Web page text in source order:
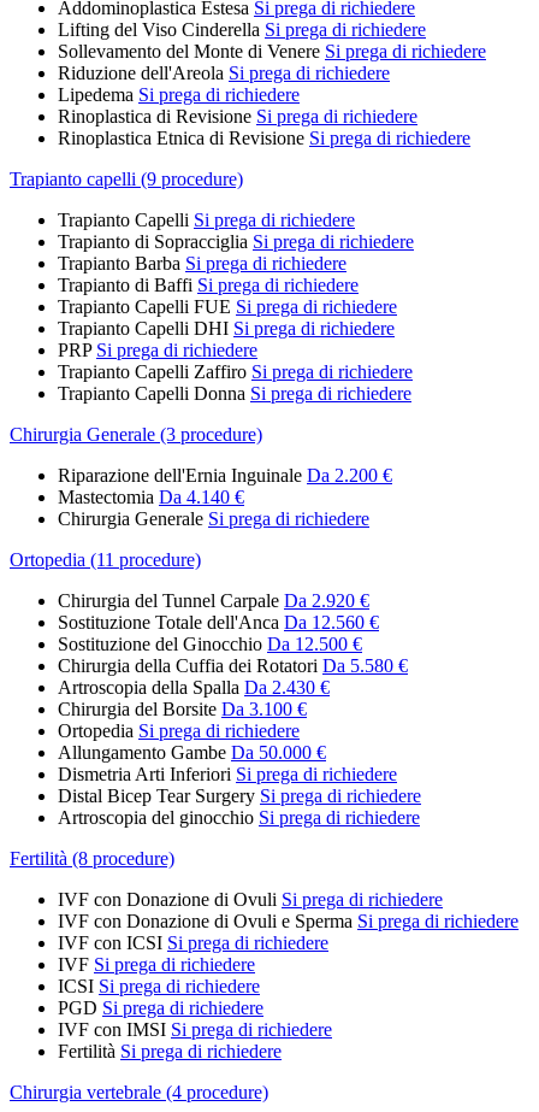
Addominoplastica Estesa Si prega di richiedere
Lifting del Viso Cinderella Si prega di richiedere
Sollevamento del Monte di Venere Si prega di richiedere
Riduzione dell'Areola Si prega di richiedere
Lipedema Si prega di richiedere
Rinoplastica di Revisione Si prega di richiedere
Rinoplastica Etnica di Revisione Si prega di richiedere
Trapianto capelli (9 procedure)
Trapianto Capelli Si prega di richiedere
Trapianto di Sopracciglia Si prega di richiedere
Trapianto Barba Si prega di richiedere
Trapianto di Baffi Si prega di richiedere
Trapianto Capelli FUE Si prega di richiedere
Trapianto Capelli DHI Si prega di richiedere
PRP Si prega di richiedere
Trapianto Capelli Zaffiro Si prega di richiedere
Trapianto Capelli Donna Si prega di richiedere
Chirurgia Generale (3 procedure)
Riparazione dell'Ernia Inguinale Da 2.200 €
Mastectomia Da 4.140 €
Chirurgia Generale Si prega di richiedere
Ortopedia (11 procedure)
Chirurgia del Tunnel Carpale Da 2.920 €
Sostituzione Totale dell'Anca Da 12.560 €
Sostituzione del Ginocchio Da 12.500 €
Chirurgia della Cuffia dei Rotatori Da 5.580 €
Artroscopia della Spalla Da 2.430 €
Chirurgia del Borsite Da 3.100 €
Ortopedia Si prega di richiedere
Allungamento Gambe Da 50.000 €
Dismetria Arti Inferiori Si prega di richiedere
Distal Bicep Tear Surgery Si prega di richiedere
Artroscopia del ginocchio Si prega di richiedere
Fertilità (8 procedure)
IVF con Donazione di Ovuli Si prega di richiedere
IVF con Donazione di Ovuli e Sperma Si prega di richiedere
IVF con ICSI Si prega di richiedere
IVF Si prega di richiedere
ICSI Si prega di richiedere
PGD Si prega di richiedere
IVF con IMSI Si prega di richiedere
Fertilità Si prega di richiedere
Chirurgia vertebrale (4 procedure)